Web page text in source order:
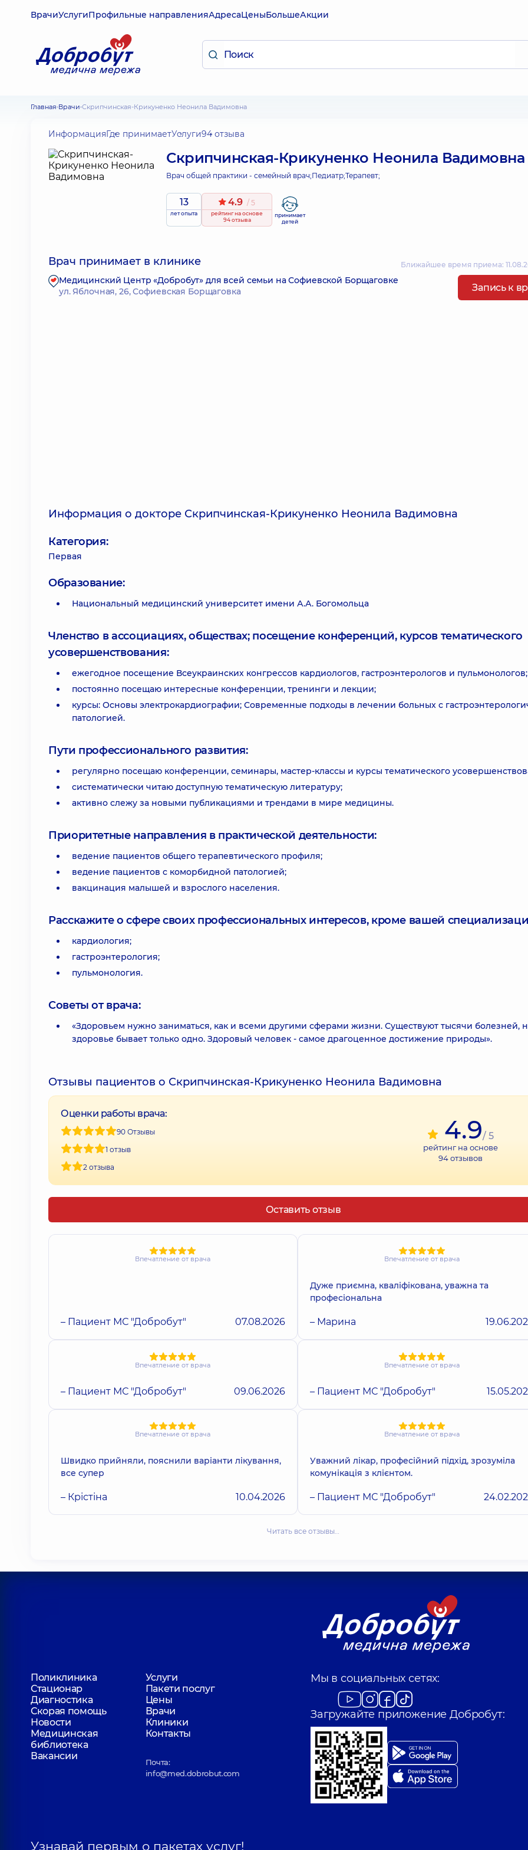
ВрачиУслугиПрофильные направленияАдресаЦеныБольшеАкции
Главная Врачи Скрипчинская-Крикуненко Неонила Вадимовна
ИнформацияГде принимаетУслуги94 отзыва
Скрипчинская-Крикуненко Неонила Вадимовна
Врач общей практики - семейный врач;Педиатр;Терапевт;
13
лет опыта
4.9 / 5
рейтингна основе
94 отзыва
принимает
детей
Врач принимает в клинике Ближайшее время приема:
Медицинский Центр «Добробут» для всей семьи на Софиевской Борщаговке
ул. Яблочная, 26, Софиевская Борщаговка
Запись к
Информация о докторе Скрипчинская-Крикуненко Неонила Вадимовна
Категория:
Первая
Образование:
Национальный медицинский университет имени А.А. Богомольца
Членство в ассоциациях, обществах; посещение конференций, курсов тематического
усовершенствования:
ежегодное посещение Всеукраинских конгрессов кардиологов, гастроэнтерологов и пульмонологов;
постоянно посещаю интересные конференции, тренинги и лекции;
курсы: Основы электрокардиографии; Современные подходы в лечении больных с
патологией.
Пути профессионального развития:
регулярно посещаю конференции, семинары, мастер-классы и курсы тематического
систематически читаю доступную тематическую литературу;
активно слежу за новыми публикациями и трендами в мире медицины.
Приоритетные направления в практической деятельности:
ведение пациентов общего терапевтического профиля;
ведение пациентов с коморбидной патологией;
вакцинация малышей и взрослого населения.
Расскажите о сфере своих профессиональных интересов, кроме вашей
кардиология;
гастроэнтерология;
пульмонология.
Советы от врача:
«Здоровьем нужно заниматься, как и всеми другими сферами жизни. Существуют тысячи болезней,
здоровье бывает только одно. Здоровый человек - самое драгоценное достижение природы».
Отзывы пациентов о Скрипчинская-Крикуненко Неонила Вадимовна
Оценки работы врача:
90 Отзывы
1 отзыв
2 отзыва
4.9/ 5
рейтинг на основе
94отзывов
Оставить отзыв
Впечатление от врача
– Пациент МС "Добробут" 07.08.2026
Впечатление от врача
Дуже приємна, кваліфікована, уважна та
професіональна
– Марина
Впечатление от врача
– Пациент МС "Добробут" 09.06.2026
Впечатление от врача
– Пациент МС "Добробут"
Впечатление от врача
Швидко прийняли, пояснили варіанти лікування,
все супер
– Крістіна 10.04.2026
Впечатление от врача
Уважний лікар, професійний підхід, зрозуміла
комунікація з клієнтом.
– Пациент МС "Добробут"
Читать все отзывы…
Поликлиника
Услуги
Стационар
Пакети послуг
Диагностика
Цены
Скорая помощь
Врачи
Новости
Клиники
Медицинская
библиотека
Контакты
Вакансии
Почта:
info@med.dobrobut.com
Мы в социальных сетях:
Загружайте приложение Добробут:
Узнавай первым о пакетах услуг!